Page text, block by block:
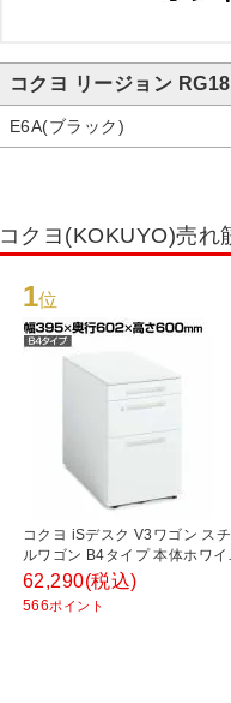
コクヨ リージョン
E6A(ブラック)
コクヨ(KOKUYO)売れ
1位
コクヨ iSデスク V3ワゴン ス
ルワゴン B4タイプ 本体ホワイ
幅395×奥行602×高さ600mm
SD-IS46V3SAWN4 サイドワゴ
デスク下ワゴン デスク下収納
62,290(税込)
566ポイント